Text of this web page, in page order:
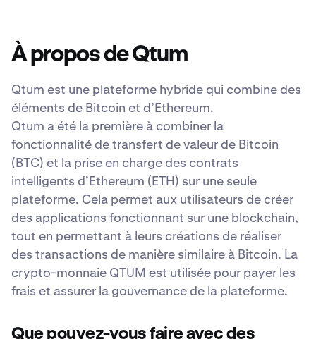
À propos de Qtum
Qtum est une plateforme hybride qui combine des
éléments de Bitcoin et d’Ethereum.
Qtum a été la première à combiner la
fonctionnalité de transfert de valeur de Bitcoin
(BTC) et la prise en charge des contrats
intelligents d’Ethereum (ETH) sur une seule
plateforme. Cela permet aux utilisateurs de créer
des applications fonctionnant sur une blockchain,
tout en permettant à leurs créations de réaliser
des transactions de manière similaire à Bitcoin. La
crypto-monnaie QTUM est utilisée pour payer les
frais et assurer la gouvernance de la plateforme.
Que pouvez-vous faire avec des